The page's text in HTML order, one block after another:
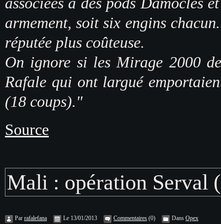
armement, soit six engins
réputée plus coûteuse.
On ignore si les Mirage 2000
Rafale qui ont largué
(18 coups)."
Source
Mali : opération Serval
Par rafalefana Le 13/01/2013 Commentaires (0) Dans Opex